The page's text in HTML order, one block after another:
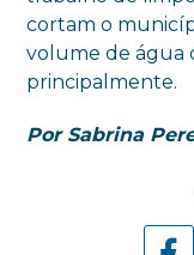
cortam o
volume de água
principalmente.
Por Sabrina